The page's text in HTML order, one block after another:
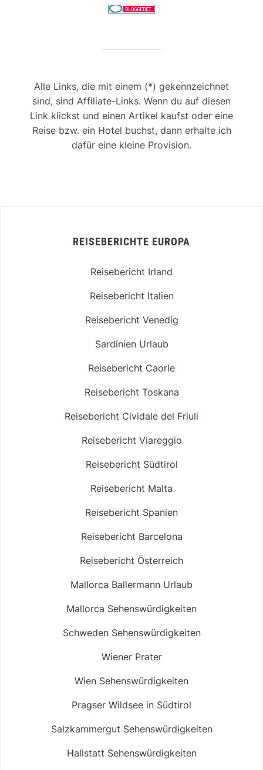
Alle Links, die mit einem (*) gekennzeichnet
sind, sind Affiliate-Links. Wenn du auf diesen
Link klickst und einen Artikel kaufst oder eine
Reise bzw. ein Hotel buchst, dann erhalte ich
dafür eine kleine Provision.
REISEBERICHTE EUROPA
Reisebericht Irland
Reisebericht Italien
Reisebericht Venedig
Sardinien Urlaub
Reisebericht Caorle
Reisebericht Toskana
Reisebericht Cividale del Friuli
Reisebericht Viareggio
Reisebericht Südtirol
Reisebericht Malta
Reisebericht Spanien
Reisebericht Barcelona
Reisebericht Österreich
Mallorca Ballermann Urlaub
Mallorca Sehenswürdigkeiten
Schweden Sehenswürdigkeiten
Wiener Prater
Wien Sehenswürdigkeiten
Pragser Wildsee in Südtirol
Salzkammergut Sehenswürdigkeiten
Hallstatt Sehenswürdigkeiten